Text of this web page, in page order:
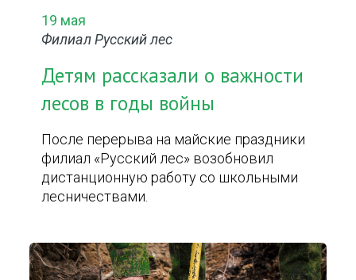
19 мая
Филиал Русский лес
Детям рассказали о важности
лесов в годы войны
После перерыва на майские праздники
филиал «Русский лес» возобновил
дистанционную работу со школьными
лесничествами.